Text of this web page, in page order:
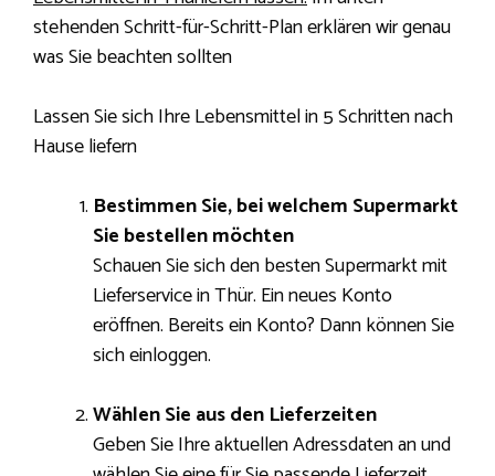
stehenden Schritt-für-Schritt-Plan erklären wir genau
was Sie beachten sollten
Lassen Sie sich Ihre Lebensmittel in 5 Schritten nach
Hause liefern
Bestimmen Sie, bei welchem ​​Supermarkt
Sie bestellen möchten
Schauen Sie sich den besten Supermarkt mit
Lieferservice in Thür. Ein neues Konto
eröffnen. Bereits ein Konto? Dann können Sie
sich einloggen.
Wählen Sie aus den Lieferzeiten
Geben Sie Ihre aktuellen Adressdaten an und